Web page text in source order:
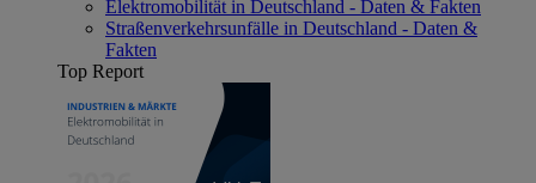
Elektromobilität in Deutschland - Daten & Fakten
Straßenverkehrsunfälle in Deutschland - Daten &
Fakten
Top Report